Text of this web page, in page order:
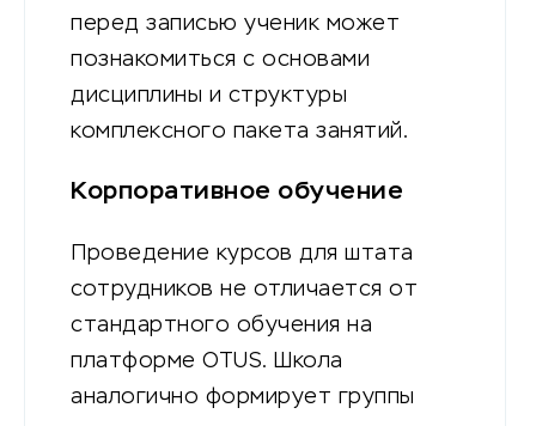
перед записью ученик может
познакомиться с основами
дисциплины и структуры
комплексного пакета занятий.
Корпоративное обучение
Проведение курсов для штата
сотрудников не отличается от
стандартного обучения на
платформе OTUS. Школа
аналогично формирует группы